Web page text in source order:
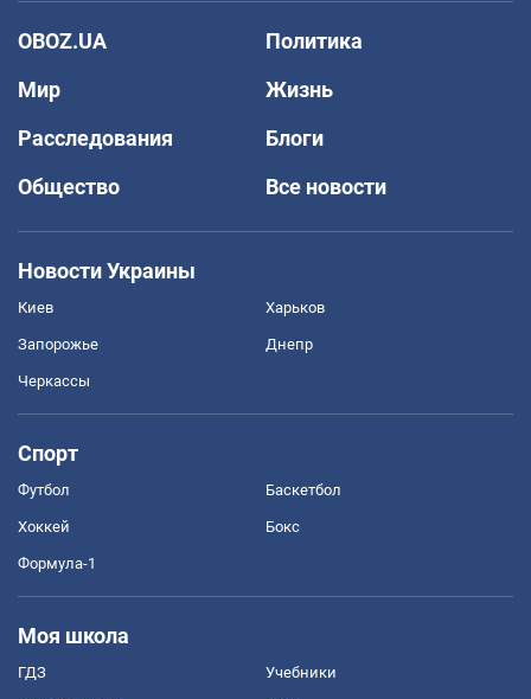
OBOZ.UA
Политика
Мир
Жизнь
Расследования
Блоги
Общество
Все новости
Новости Украины
Киев Харьков
Запорожье Днепр
Черкассы
Спорт
Футбол Баскетбол
Хоккей Бокс
Формула-1
Моя школа
ГДЗ Учебники